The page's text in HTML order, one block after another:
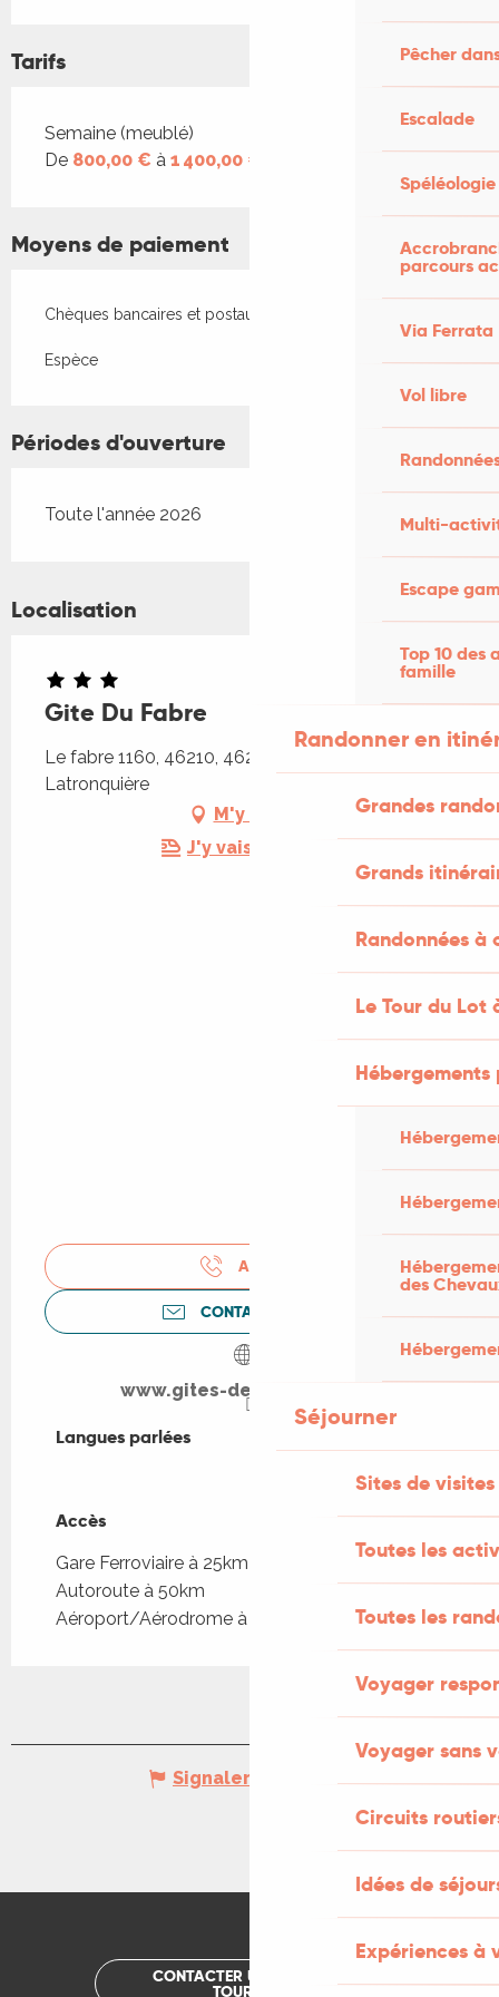
Pêcher
Escalade
Spéléologie
parcours
Via Ferrata
Vol libre
Multi-
Escape
Top 10 des
famille
Randonner en
Grandes
Grands
Randonnées
Le Tour du Lot
des
Séjourner
Sites de visites
Toutes les
Toutes les
Voyager
Voyager sans
Circuits
Idées de
Expériences à
Tarifs
Tarifs 2026
Semaine (meublé)
De 800,00 € à 1 400,00 €
Moyens de paiement
Chèques bancaires et postaux
Espèce
Périodes d'ouverture
Toute l'année 2026
Localisation
Gite Du Fabre
Le fabre 1160, 46210, 46210 Sénaillac-
Latronquière
M'y rendre
J'y vais en train !
APPELER
CONTACTEZ-NOUS
www.gites-de-france-lot.fr
Langues parlées
Langues parlées
Accès
Accès
Gare Ferroviaire à 25km
Autoroute à 50km
Aéroport/Aérodrome à 65km
Signaler une erreur
CONTACTER UN OFFICE DE
TOURISME